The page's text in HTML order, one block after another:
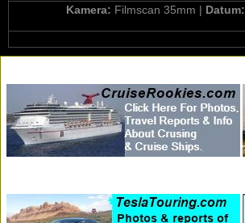
Kamera: Filmscan 35mm | Datum: